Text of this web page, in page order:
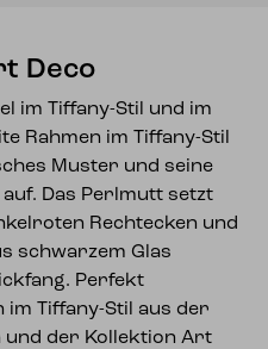
Deco
im Tiffany-Stil und im
Rahmen im Tiffany-Stil
Muster und seine
Das Perlmutt setzt
Rechtecken und
schwarzem Glas
Perfekt
Tiffany-Stil aus der
und der Kollektion Art